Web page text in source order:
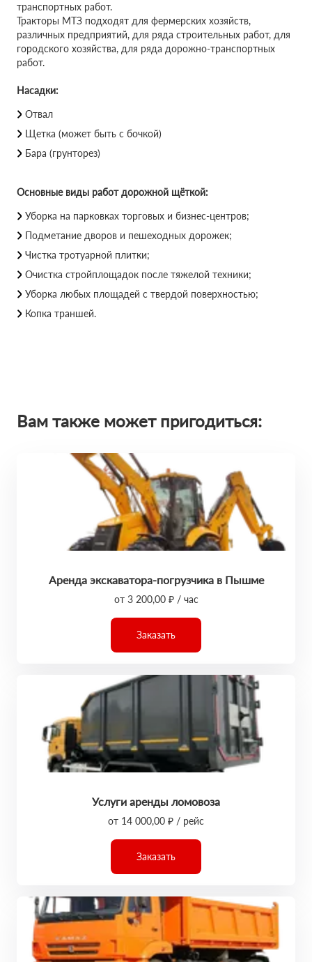
транспортных работ.
Тракторы МТЗ подходят для фермерских хозяйств,
различных предприятий, для ряда строительных работ, для
городского хозяйства, для ряда дорожно-транспортных
работ.
Насадки:
Отвал
Щетка (может быть с бочкой)
Бара (грунторез)
Основные виды работ дорожной щёткой:
Уборка на парковках торговых и бизнес-центров;
Подметание дворов и пешеходных дорожек;
Чистка тротуарной плитки;
Очистка стройплощадок после тяжелой техники;
Уборка любых площадей с твердой поверхностью;
Копка траншей.
Вам также может пригодиться:
Аренда экскаватора-погрузчика в Пышме
от 3 200,00 ₽ / час
Заказать
Услуги аренды ломовоза
от 14 000,00 ₽ / рейс
Заказать